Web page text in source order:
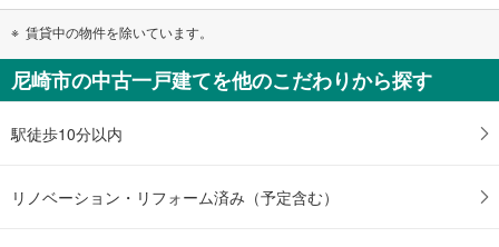
賃貸中の物件を除いています。
尼崎市の中古一戸建てを他のこだわりから探す
駅徒歩10分以内
リノベーション・リフォーム済み（予定含む）